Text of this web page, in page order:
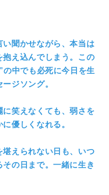
い聞かせながら、本当は
え込んでしまう。この
中でも必死に今日を生
ジソング。
笑えなくても、弱さを
優しくなれる。
堪えられない日も、いつ
の日まで。一緒に生き